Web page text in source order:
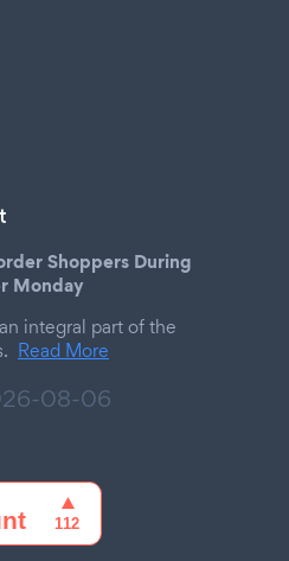
Shoppers During
Monday
integral part of the
Read More
08-06